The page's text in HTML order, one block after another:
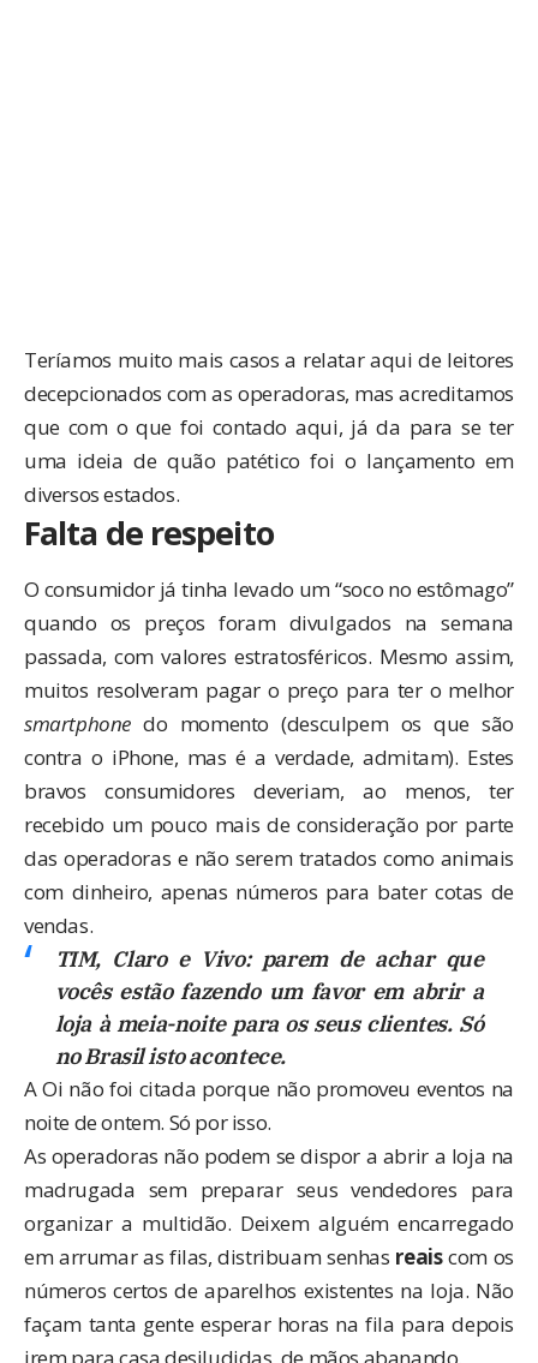
Teríamos muito mais casos a relatar aqui de leitores
decepcionados com as operadoras, mas acreditamos
que com o que foi contado aqui, já da para se ter
uma ideia de quão patético foi o lançamento em
diversos estados.
Falta de respeito
O consumidor já tinha levado um “soco no estômago”
quando os preços foram divulgados na semana
passada, com valores estratosféricos. Mesmo assim,
muitos resolveram pagar o preço para ter o melhor
smartphone do momento (desculpem os que são
contra o iPhone, mas é a verdade, admitam). Estes
bravos consumidores deveriam, ao menos, ter
recebido um pouco mais de consideração por parte
das operadoras e não serem tratados como animais
com dinheiro, apenas números para bater cotas de
vendas.
TIM, Claro e Vivo: parem de achar que
vocês estão fazendo um favor em abrir a
loja à meia-noite para os seus clientes. Só
no Brasil isto acontece.
A Oi não foi citada porque não promoveu eventos na
noite de ontem. Só por isso.
As operadoras não podem se dispor a abrir a loja na
madrugada sem preparar seus vendedores para
organizar a multidão. Deixem alguém encarregado
em arrumar as filas, distribuam senhas reaiscom os
números certos de aparelhos existentes na loja. Não
façam tanta gente esperar horas na fila para depois
irem para casa desiludidas, de mãos abanando.